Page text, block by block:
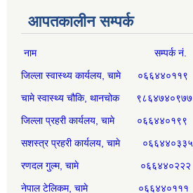
आपतकालीन सम्पर्क
नाम सम्पर्क नं.
जिल्ला स्वास्थ्य कार्यलय, चामे ०६६४४०११९
चामे स्वास्थ्य चौकि, थानचोक ९८६४७४०९७७
जिल्ला प्रहरी कार्यलय, चामे ०६६४४०१९९
सशस्त्र प्रहरी कार्यलय, चामे ०६६४४०३३५
रणदल गुल्म, चामे ०६६४४०२२२
नेपाल टेलिकम, चामे ०६६४४०१११